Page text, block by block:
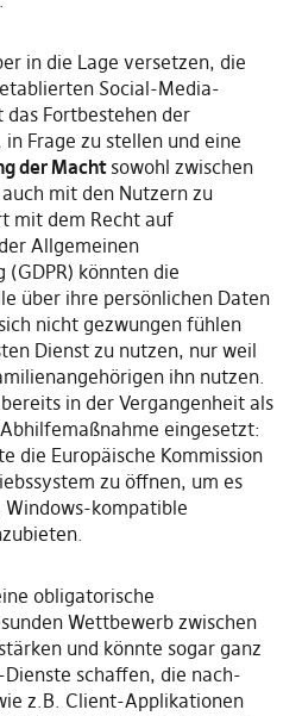
in die Lage versetzen, die
Social-Media-
Fortbestehen der
Frage zu stellen und eine
der Machtsowohl zwischen
mit den Nutzern zu
mit dem Recht auf
Allgemeinen
könnten die
über ihre persönlichen Daten
nicht gezwungen fühlen
Dienst zu nutzen, nur weil
ihn nutzen.
in der Vergangenheit als
eingesetzt:
die Europäische Kommission
zu öffnen, um es
kompatible
obligatorische
Wettbewerb zwischen
und könnte sogar ganz
schaffen, die nach-
z.B. Client-Applikationen